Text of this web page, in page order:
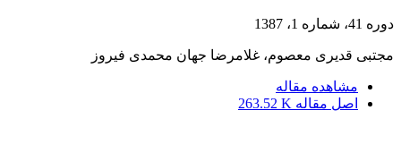
دوره 41، شماره 1، 1387
مجتبی قدیری معصوم، غلامرضا جهان محمدی فیروز
مشاهده مقاله
اصل مقاله 263.52 K